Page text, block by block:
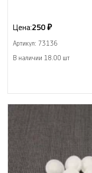
Цена:250 ₽
Артикул: 73136
В наличии 18.00 шт